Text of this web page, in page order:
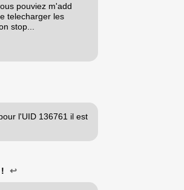
pouviez m'add
telecharger les
stop...
l'UID 136761 il est
↩